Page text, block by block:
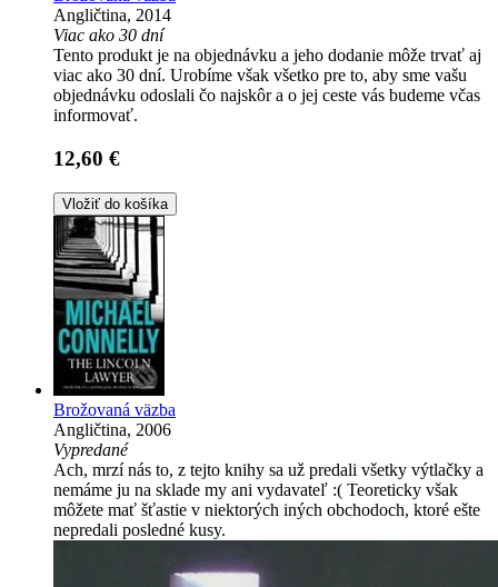
Angličtina, 2014
Viac ako 30 dní
Tento produkt je na objednávku a jeho dodanie môže trvať aj
viac ako 30 dní. Urobíme však všetko pre to, aby sme vašu
objednávku odoslali čo najskôr a o jej ceste vás budeme včas
informovať.
12,60 €
Vložiť do košíka
Brožovaná väzba
Angličtina, 2006
Vypredané
Ach, mrzí nás to, z tejto knihy sa už predali všetky výtlačky a
nemáme ju na sklade my ani vydavateľ :( Teoreticky však
môžete mať šťastie v niektorých iných obchodoch, ktoré ešte
nepredali posledné kusy.